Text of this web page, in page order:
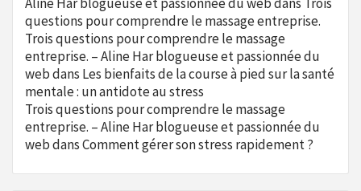
questions pour comprendre le massage entreprise.
Trois questions pour comprendre le massage
entreprise. – Aline Har blogueuse et passionnée du
webdans Les bienfaits de la course à pied sur la santé
mentale : un antidote au stress
Trois questions pour comprendre le massage
entreprise. – Aline Har blogueuse et passionnée du
webdansComment gérer son stress rapidement ?